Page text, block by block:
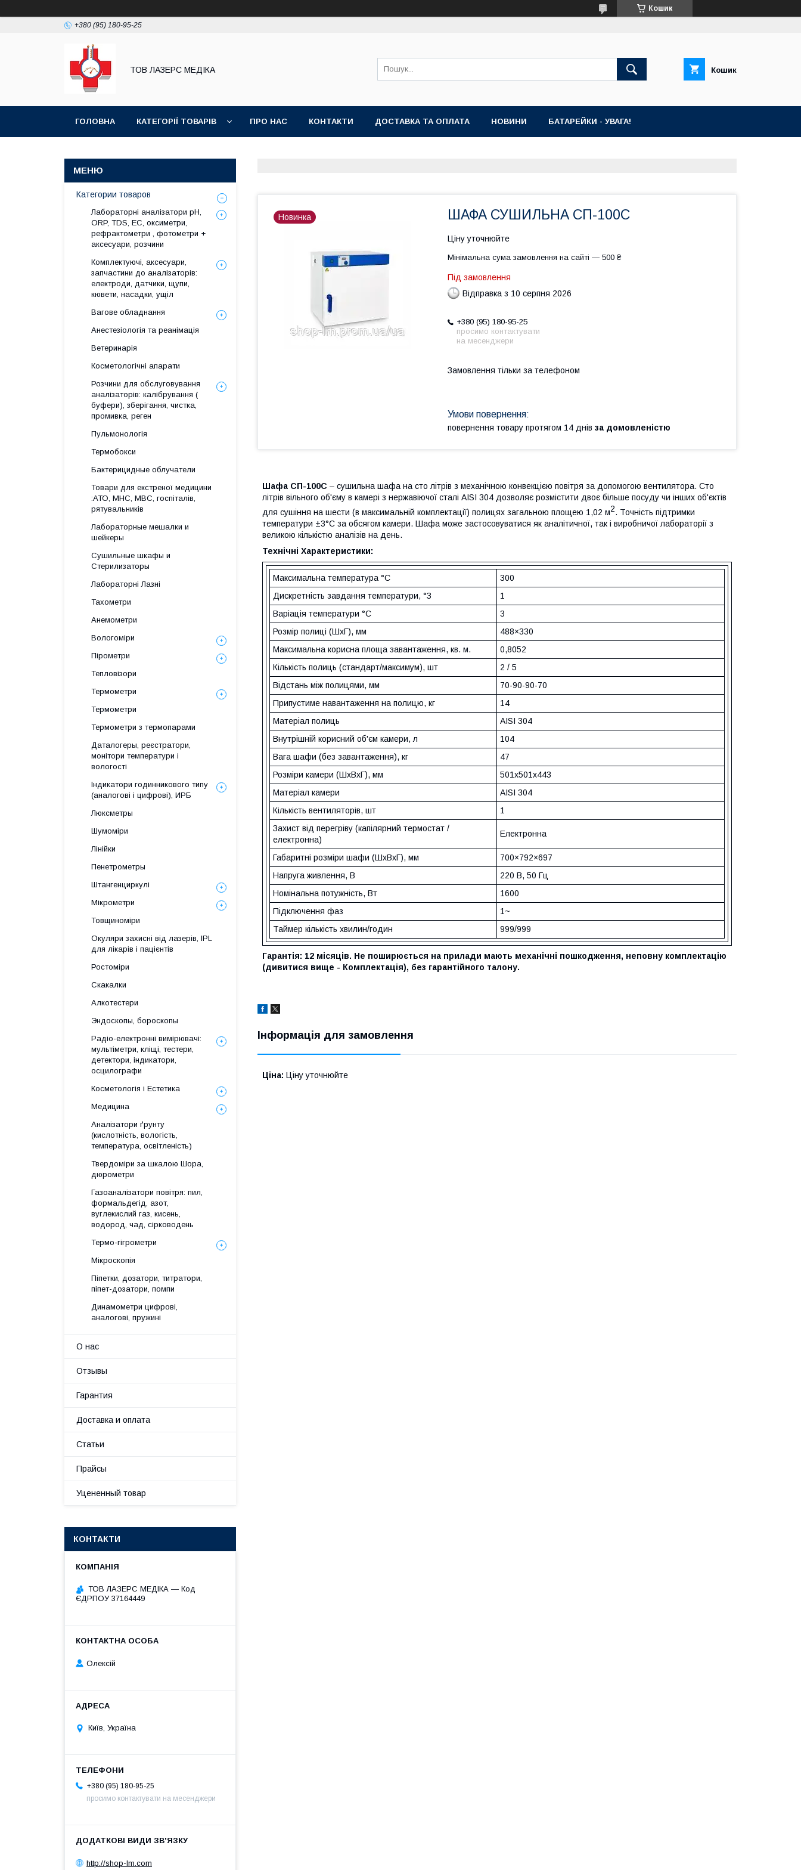
Кошик
+380 (95) 180-95-25
ТОВ ЛАЗЕРС МЕДІКА Кошик
ГОЛОВНА КАТЕГОРІЇ ТОВАРІВ ПРО НАС КОНТАКТИ ДОСТАВКА ТА ОПЛАТА НОВИНИ БАТАРЕЙКИ - УВАГА!
Новинка ШАФА СУШИЛЬНА СП-100С
Ціну уточнюйте
Мінімальна сума замовлення на сайті — 500 ₴
Під замовлення
Відправка з 10 серпня 2026
+380 (95) 180-95-25
просимо контактувати
на месенджери
Замовлення тільки за телефоном
повернення товару протягом 14 днів за домовленістю
Шафа СП-100С – сушильна шафа на сто літрів з механічною конвекцією повітря за допомогою вентилятора. Сто
літрів вільного об'єму в камері з нержавіючої сталі AISI 304 дозволяє розмістити двоє більше посуду чи інших об'єктів
для сушіння на шести (в максимальній комплектації) полицях загальною площею 1,02 м2. Точність підтримки
температури ±3°С за обсягом камери. Шафа може застосовуватися як аналітичної, так і виробничої лабораторії з
великою кількістю аналізів на день.
Технічні Характеристики:
Максимальна температура °C
300
Дискретність завдання температури, °З
1
Варіація температури °С
3
Розмір полиці (ШхГ), мм
488×330
Максимальна корисна площа завантаження, кв. м.
0,8052
Кількість полиць (стандарт/максимум), шт
2 / 5
Відстань між полицями, мм
70-90-90-70
Припустиме навантаження на полицю, кг
14
Матеріал полиць
AISI 304
Внутрішній корисний об'єм камери, л
104
Вага шафи (без завантаження), кг
47
Розміри камери (ШхВхГ), мм
501х501х443
Матеріал камери
AISI 304
Кількість вентиляторів, шт
1
Захист від перегріву (капілярний термостат /
електронна)
Електронна
Габаритні розміри шафи (ШхВхГ), мм
700×792×697
Напруга живлення, В
220 В, 50 Гц
Номінальна потужність, Вт
1600
Підключення фаз
1~
Таймер кількість хвилин/годин
999/999
Гарантія: 12 місяців. Не поширюється на прилади мають механічні пошкодження, неповну комплектацію
(дивитися вище - Комплектація), без гарантійного талону.
Інформація для замовлення
Ціна: Ціну уточнюйте
Категории товаров
Лабораторні аналізатори pH,
ORP, TDS, EC, оксиметри,
рефрактометри , фотометри +
аксесуари, розчини
Комплектуючі, аксесуари,
запчастини до аналізаторів:
електроди, датчики, щупи,
кювети, насадки, ущіл
Вагове обладнання
Анестезіологія та реанімація
Ветеринарія
Косметологічні апарати
Розчини для обслуговування
аналізаторів: калібрування (
буфери), зберігання, чистка,
промивка, реген
Пульмонологія
Термобокси
Бактерицидные облучатели
Товари для екстреної медицини
:АТО, МНС, МВС, госпіталів,
рятувальників
Лабораторные мешалки и
шейкеры
Сушильные шкафы и
Стерилизаторы
Лабораторні Лазні
Тахометри
Анемометри
Вологоміри
Пірометри
Тепловізори
Термометри
Термометри
Термометри з термопарами
Даталогеры, реєстратори,
монітори температури і
вологості
Індикатори годинникового типу
(аналогові і цифрові), ИРБ
Люксметры
Шумоміри
Лінійки
Пенетрометры
Штангенциркулі
Мікрометри
Товщиноміри
Окуляри захисні від лазерів, IPL
для лікарів і пацієнтів
Ростоміри
Скакалки
Алкотестери
Эндоскопы, бороскопы
Радіо-електронні вимірювачі:
мультіметри, кліщі, тестери,
детектори, індикатори,
осцилографи
Косметологія і Естетика
Медицина
Аналізатори ґрунту
(кислотність, вологість,
температура, освітленість)
Твердоміри за шкалою Шора,
дюрометри
Газоаналізатори повітря: пил,
формальдегід, азот,
вуглекислий газ, кисень,
водород, чад, сірководень
Термо-гігрометри
Мікроскопія
Піпетки, дозатори, титратори,
піпет-дозатори, помпи
Динамометри цифрові,
аналогові, пружині
О нас
Отзывы
Гарантия
Доставка и оплата
Статьи
Прайсы
Уцененный товар
КОНТАКТИ
ТОВ ЛАЗЕРС МЕДІКА — Код
ЄДРПОУ 37164449
Олексій
Київ, Україна
+380 (95) 180-95-25
просимо контактувати на месенджери
http://shop-lm.com